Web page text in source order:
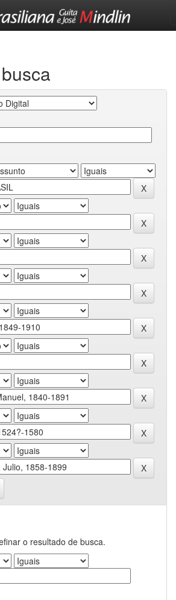
o resultado de busca.